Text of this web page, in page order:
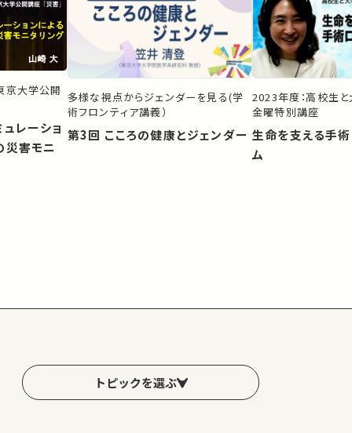
京大学公開
レーショ
災害モニ
多様な視点からジェンダーを見る(学
術フロンティア講義）
第3回 こころの健康とジェンダー
2023年度：高校生
金曜特別講座
生命を支える手
ム
トピックを選ぶ